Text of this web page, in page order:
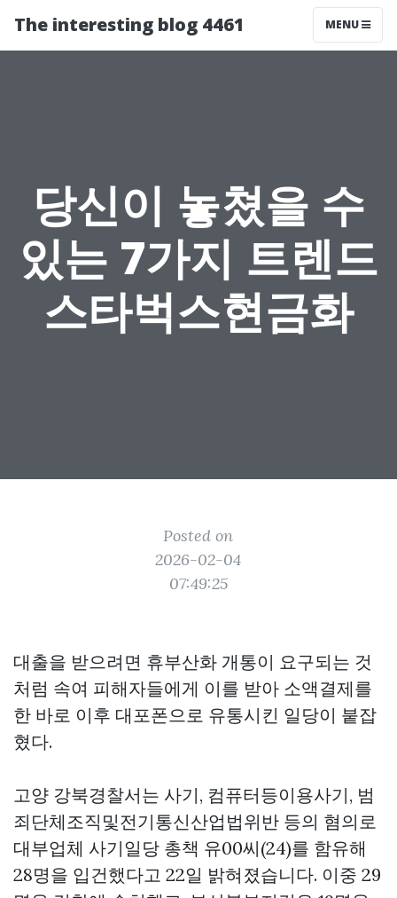
The interesting blog 4461 MENU
당신이 놓쳤을 수
있는 7가지 트렌드
스타벅스현금화
Posted on
2026-02-04
07:49:25
대출을 받으려면 휴부산화 개통이 요구되는 것
처럼 속여 피해자들에게 이를 받아 소액결제를
한 바로 이후 대포폰으로 유통시킨 일당이 붙잡
혔다.
고양 강북경찰서는 사기, 컴퓨터등이용사기, 범
죄단체조직및전기통신산업법위반 등의 혐의로
대부업체 사기일당 총책 유00씨(24)를 함유해
28명을 입건했다고 22일 밝혀졌습니다. 이중 29